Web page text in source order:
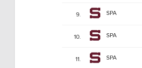
9. SPA
10. SPA
11. SPA